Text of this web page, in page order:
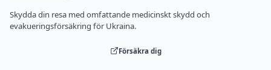
Skydda din resa med omfattande medicinskt skydd och
evakueringsförsäkring för Ukraina.
Försäkra dig